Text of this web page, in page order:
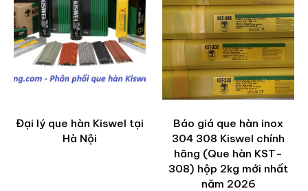
Đại lý que hàn Kiswel tại
Hà Nội
Báo giá que hàn inox
304 308 Kiswel chính
hãng (Que hàn KST-
308) hộp 2kg mới nhất
năm 2026